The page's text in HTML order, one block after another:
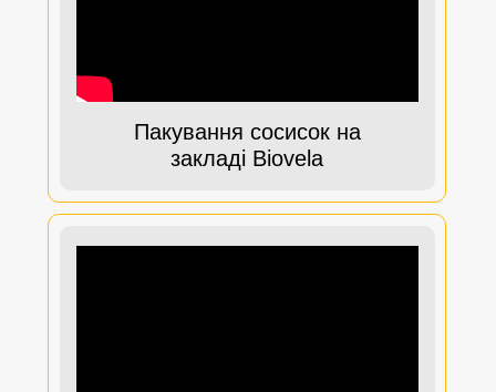
Пакування сосисок на
закладі Biovela